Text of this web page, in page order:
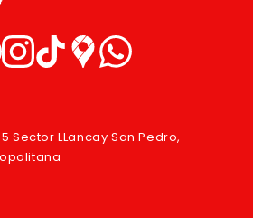
Sector LLancay San Pedro,